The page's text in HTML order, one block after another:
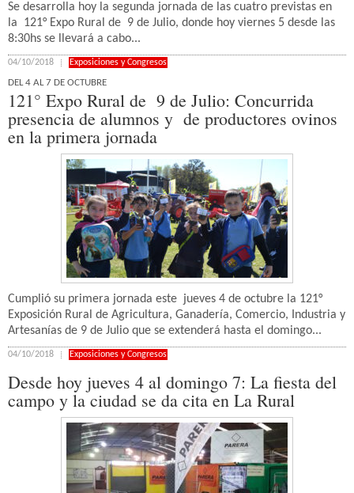
Se desarrolla hoy la segunda jornada de las cuatro previstas en
la 121° Expo Rural de 9 de Julio, donde hoy viernes 5 desde las
8:30hs se llevará a cabo...
04/10/2018 Exposiciones y Congresos
DEL 4 AL 7 DE OCTUBRE
121° Expo Rural de 9 de Julio: Concurrida
presencia de alumnos y de productores ovinos
en la primera jornada
Cumplió su primera jornada este jueves 4 de octubre la 121°
Exposición Rural de Agricultura, Ganadería, Comercio, Industria y
Artesanías de 9 de Julio que se extenderá hasta el domingo...
04/10/2018 Exposiciones y Congresos
Desde hoy jueves 4 al domingo 7: La fiesta del
campo y la ciudad se da cita en La Rural